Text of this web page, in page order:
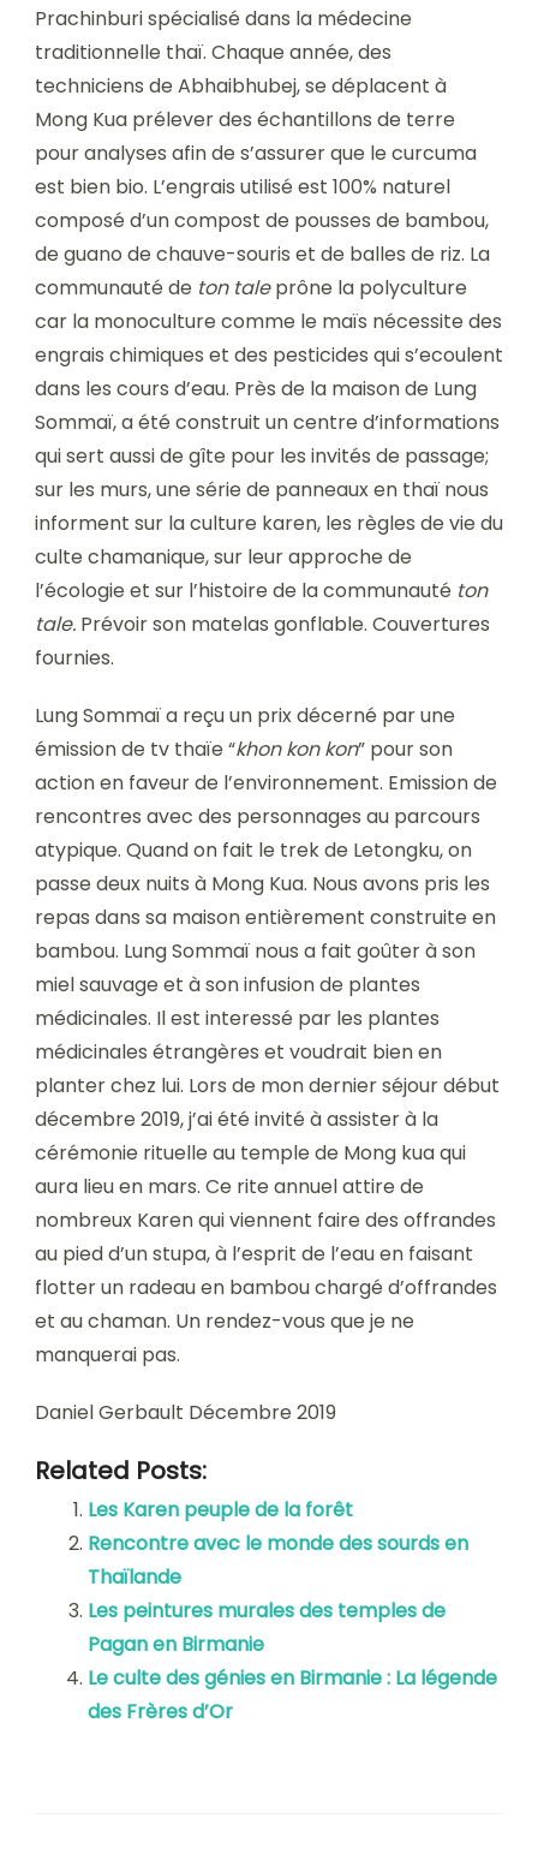
Prachinburi spécialisé dans la médecine
traditionnelle thaï. Chaque année, des
techniciens de Abhaibhubej, se déplacent à
Mong Kua prélever des échantillons de terre
pour analyses afin de s’assurer que le curcuma
est bien bio. L’engrais utilisé est 100% naturel
composé d’un compost de pousses de bambou,
de guano de chauve-souris et de balles de riz. La
communauté de ton taleprône la polyculture
car la monoculture comme le maïs nécessite des
engrais chimiques et des pesticides qui s’ecoulent
dans les cours d’eau. Près de la maison de Lung
Sommaï, a été construit un centre d’informations
qui sert aussi de gîte pour les invités de passage;
sur les murs, une série de panneaux en thaï nous
informent sur la culture karen, les règles de vie du
culte chamanique, sur leur approche de
l’écologie et sur l’histoire de la communauté ton
tale. Prévoir son matelas gonflable. Couvertures
fournies.
Lung Sommaï a reçu un prix décerné par une
émission de tv thaïe “khon kon kon” pour son
action en faveur de l’environnement. Emission de
rencontres avec des personnages au parcours
atypique. Quand on fait le trek de Letongku, on
passe deux nuits à Mong Kua. Nous avons pris les
repas dans sa maison entièrement construite en
bambou. Lung Sommaï nous a fait goûter à son
miel sauvage et à son infusion de plantes
médicinales. Il est interessé par les plantes
médicinales étrangères et voudrait bien en
planter chez lui. Lors de mon dernier séjour début
décembre 2019, j’ai été invité à assister à la
cérémonie rituelle au temple de Mong kua qui
aura lieu en mars. Ce rite annuel attire de
nombreux Karen qui viennent faire des offrandes
au pied d’un stupa, à l’esprit de l’eau en faisant
flotter un radeau en bambou chargé d’offrandes
et au chaman. Un rendez-vous que je ne
manquerai pas.
Daniel Gerbault Décembre 2019
Related Posts:
Les Karen peuple de la forêt
Rencontre avec le monde des sourds en
Thaïlande
Les peintures murales des temples de
Pagan en Birmanie
Le culte des génies en Birmanie : La légende
des Frères d’Or